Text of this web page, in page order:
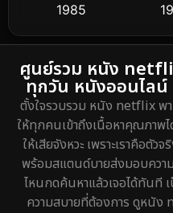
Dance เต้น
Detective สืบสวน
Detective สืบสวน
Disaster
Disney+
1985
1974
ศูนย์รวม หนัง
ทุกวัน หนังออนไลน์
ตั้งใจรวบรวม หนัง netflix พ
ให้ทุกคนเข้าถึงเนื้อหาคุณภาพ
ให้เสียจังหวะ เพราะเราคือตั
พร้อมสแตนด์บายส่งมอบคว
ไหนกดค้นหาแล้วเจอได้ทันที
ความสบายที่ต้องการ ดูหนั